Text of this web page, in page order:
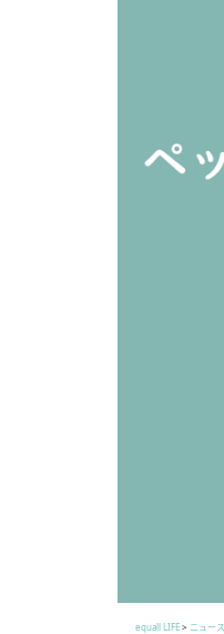
equall LIFE> ニュース